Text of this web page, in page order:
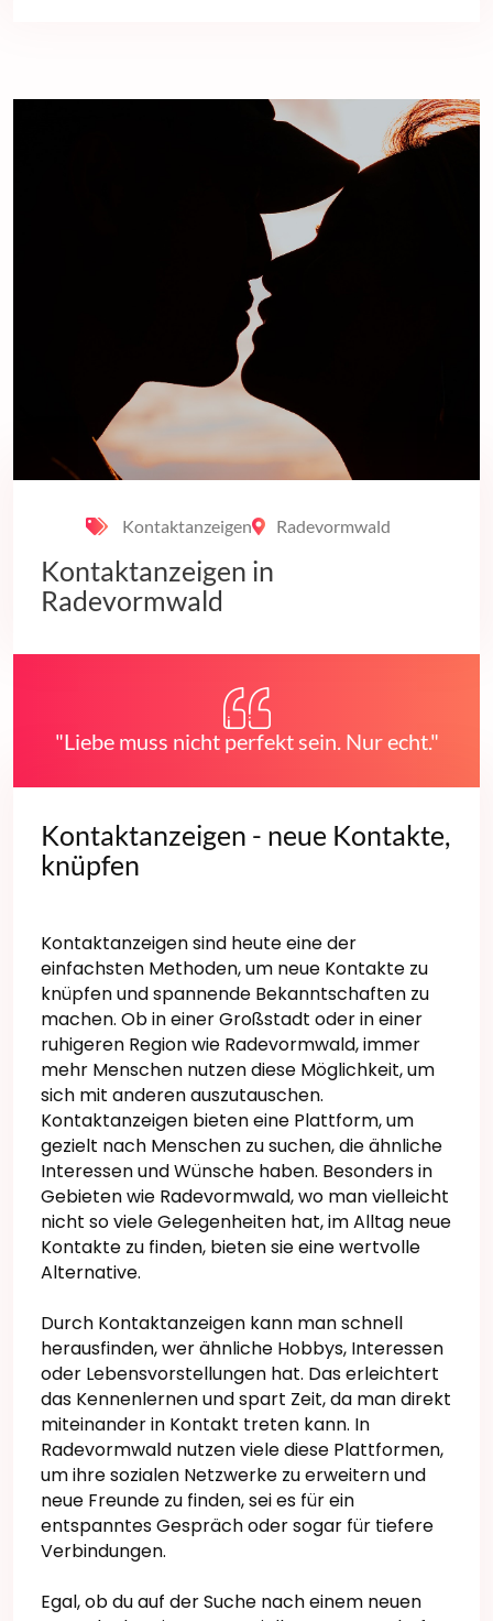
Kontaktanzeigen Radevormwald
Kontaktanzeigen in
Radevormwald
"Liebe muss nicht perfekt sein. Nur echt."
Kontaktanzeigen - neue Kontakte,
knüpfen
Kontaktanzeigen sind heute eine der
einfachsten Methoden, um neue Kontakte zu
knüpfen und spannende Bekanntschaften zu
machen. Ob in einer Großstadt oder in einer
ruhigeren Region wie Radevormwald, immer
mehr Menschen nutzen diese Möglichkeit, um
sich mit anderen auszutauschen.
Kontaktanzeigen bieten eine Plattform, um
gezielt nach Menschen zu suchen, die ähnliche
Interessen und Wünsche haben. Besonders in
Gebieten wie Radevormwald, wo man vielleicht
nicht so viele Gelegenheiten hat, im Alltag neue
Kontakte zu finden, bieten sie eine wertvolle
Alternative.
Durch Kontaktanzeigen kann man schnell
herausfinden, wer ähnliche Hobbys, Interessen
oder Lebensvorstellungen hat. Das erleichtert
das Kennenlernen und spart Zeit, da man direkt
miteinander in Kontakt treten kann. In
Radevormwald nutzen viele diese Plattformen,
um ihre sozialen Netzwerke zu erweitern und
neue Freunde zu finden, sei es für ein
entspanntes Gespräch oder sogar für tiefere
Verbindungen.
Egal, ob du auf der Suche nach einem neuen